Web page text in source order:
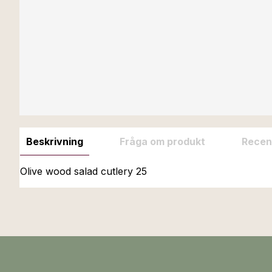
Beskrivning Fråga om produkt
Olive wood salad cutlery 25